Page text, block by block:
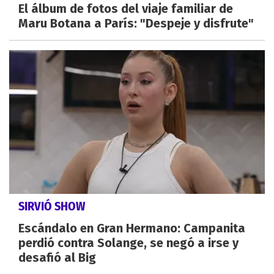
El álbum de fotos del viaje familiar de
Maru Botana a París: "Despeje y disfrute"
SIRVIÓ SHOW
Escándalo en Gran Hermano: Campanita
perdió contra Solange, se negó a irse y
desafió al Big